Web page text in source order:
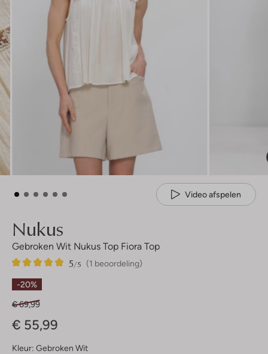
Video afspelen
Nukus
Gebroken Wit Nukus Top Fiora Top
(1 beoordeling)
5/5
1
5
Sterren
-20%
€ 69,99
€ 55,99
Kleur: Gebroken Wit